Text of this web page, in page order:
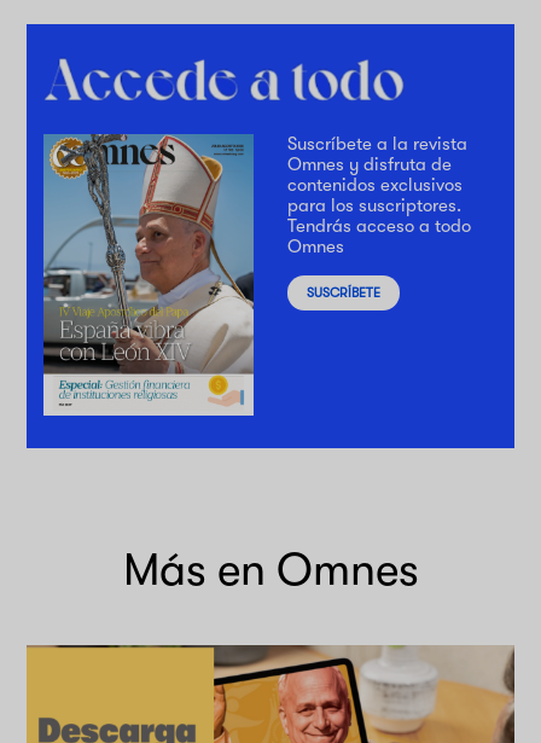
Suscríbete a la revista
Omnes y disfruta de
contenidos exclusivos
para los suscriptores.
Tendrás acceso a todo
Omnes
SUSCRÍBETE
Más en Omnes